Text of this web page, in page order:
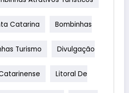
Catarina Bombinhas
Turismo Divulgação
Litoral De